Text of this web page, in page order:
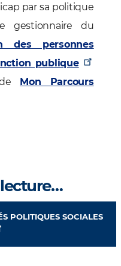
par sa politique
gestionnaire du
des personnes
publique
Mon Parcours
POLITIQUES SOCIALES